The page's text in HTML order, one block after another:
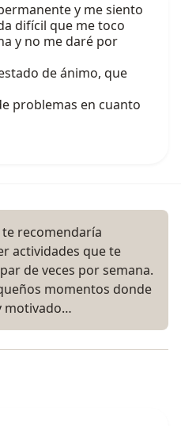
y me siento
difícil que me toco
y no me daré por
de ánimo, que
problemas en cuanto
recomendaría
actividades que te
de veces por semana.
momentos donde
motivado…